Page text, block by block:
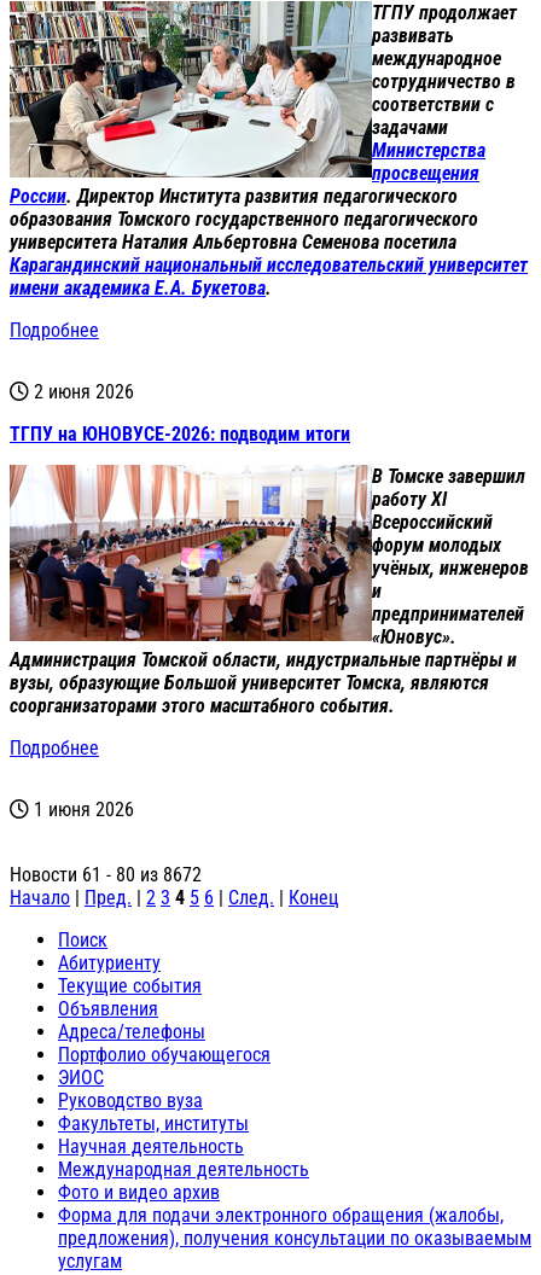
ТГПУ продолжает
развивать
международное
сотрудничество в
соответствии с
задачами
Министерства
просвещения
России. Директор Института развития педагогического
образования Томского государственного педагогического
университета Наталия Альбертовна Семенова посетила
Карагандинский национальный исследовательский университет
имени академика Е.А. Букетова.
Подробнее
2 июня 2026
ТГПУ на ЮНОВУСЕ-2026: подводим итоги
В Томске завершил
работу XI
Всероссийский
форум молодых
учёных, инженеров
и
предпринимателей
«Юновус».
Администрация Томской области, индустриальные партнёры и
вузы, образующие Большой университет Томска, являются
соорганизаторами этого масштабного события.
Подробнее
1 июня 2026
Новости 61 - 80 из 8672
Начало
Пред. 2 3 4 5 6 След.
Конец
Поиск
Абитуриенту
Текущие события
Объявления
Адреса/телефоны
Портфолио обучающегося
ЭИОС
Руководство вуза
Факультеты, институты
Научная деятельность
Международная деятельность
Фото и видео архив
Форма для подачи электронного обращения (жалобы,
предложения), получения консультации по оказываемым
услугам